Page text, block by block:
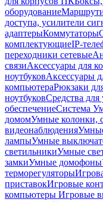
оборудование
доступа, усилители
адаптерыКоммутаторы
комплектующиеIP-
переходники сетевые
связиАксессуары для
ноутбуковАксессуары
компьютераРюкзаки
ноутбуковСредства для
обеспечениеСистема
домомУмные колонки,
видеонаблюдения
лампыУмные
светильникиУмные
замкиУмные домофоны
терморегуляторы
приставокИгровые
компьютеры Игровые